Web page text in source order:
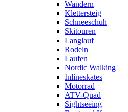
Wandern
Klettersteig
Schneeschuh
Skitouren
Langlauf
Rodeln
Laufen
Nordic Walking
Inlineskates
Motorrad
ATV-Quad
Sightseeing